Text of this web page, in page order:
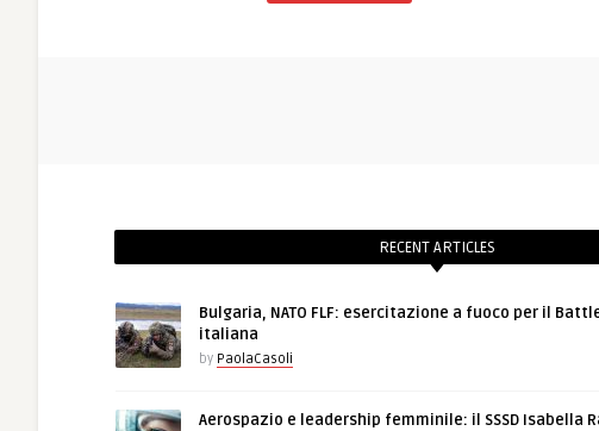
RECENT ARTICLES
Bulgaria, NATO FLF: esercitazione a fuoco per il
italiana
by PaolaCasoli
Aerospazio e leadership femminile: il SSSD Isabella